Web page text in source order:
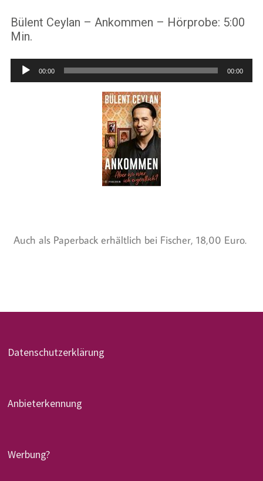
Bülent Ceylan – Ankommen – Hörprobe: 5:00
Min.
Audio-
Player
00:00 00:00
Auch als Paperback erhältlich bei Fischer, 18,00 Euro.
Datenschutzerklärung
Anbieterkennung
Werbung?